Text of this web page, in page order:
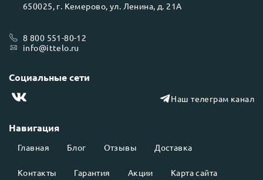
Навигация
Главная Блог Отзывы Доставка
Контакты Гарантия Акции Карта сайта
650025, г. Кемерово, ул. Ленина, д. 21А
8 800 551-80-12
info@ittelo.ru
Социальные сети
Наш телеграм канал